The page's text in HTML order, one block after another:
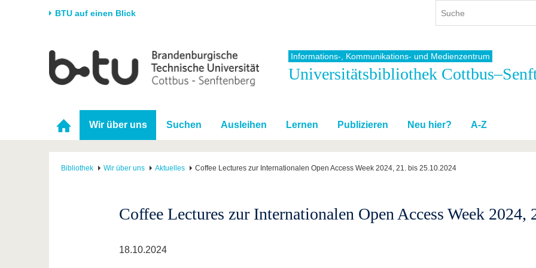
BTU auf einen Blick
Universität
Karriere & Engagement
Forschung
Forschungsprofil
Förderung
Studium
Im Studium
International
Mit der BTU ins Ausland
Kontakt
Weiterbildung
Weiterbildung
Kontakt
Informations-, Kommunikations- und Medienzentrum
Universitätsbibliothek
Wir über uns Suchen Ausleihen Lernen Publizieren Neu hier? A-Z
Bibliothek Wir über uns Aktuelles Coffee Lectures zur Internationalen Open Access Week 2024, 21. bis 25.10.2024
Coffee Lectures zur Internationalen Open Access Week 2024,
18.10.2024